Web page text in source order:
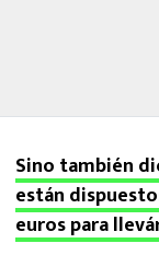
Sino también
están
euros para